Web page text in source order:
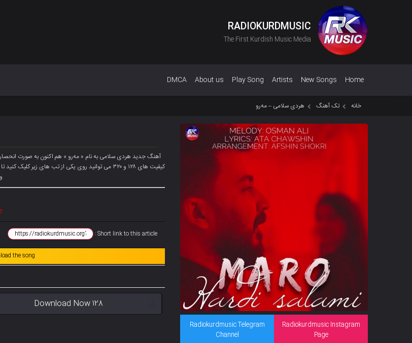
RADIOKURDMUSIC
The First Kurdish Music Media
Home
New Songs
Artists
Play Song
About us
DMCA
خانه تک آهنگ هردی سلامی – مەرو
Radiokurdmusic Instagram
Page
Radiokurdmusic Telegram
Channel
آهنگ جدید هردی سلامی به نام « مەرو » هم اکنون به صورت
کیفیت های ۱۲۸ و ۳۲۰ می توانید روی یکی از تب های
Short link to this article :
the song
Download Now 128